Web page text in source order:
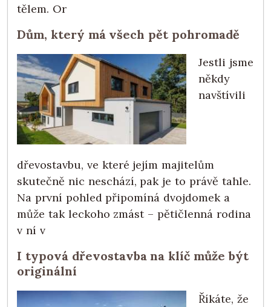
tělem. Or
Dům, který má všech pět pohromadě
Jestli jsme
někdy
navštívili
dřevostavbu, ve které jejím majitelům
skutečně nic neschází, pak je to právě tahle.
Na první pohled připomíná dvojdomek a
může tak leckoho zmást – pětičlenná rodina
v ní v
I typová dřevostavba na klíč může být
originální
Říkáte, že